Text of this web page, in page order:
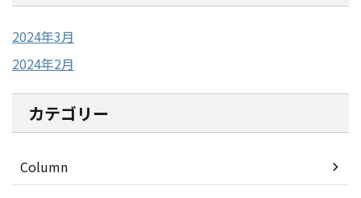
2024年3月
2024年2月
カテゴリー
Column